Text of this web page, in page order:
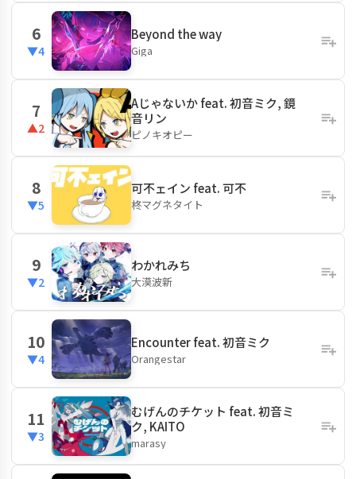
6
▼4
Beyond the way
Giga
7
▲2
Aじゃないか feat. 初音ミク, 鏡
音リン
ピノキオピー
8
▼5
可不ェイン feat. 可不
柊マグネタイト
9
▼2
わかれみち
大漠波新
10
▼4
Encounter feat. 初音ミク
Orangestar
11
▼3
むげんのチケット feat. 初音ミ
ク, KAITO
marasy